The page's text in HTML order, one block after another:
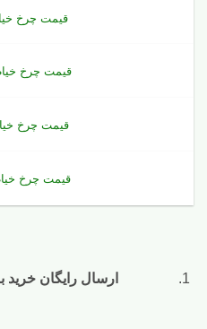
قیمت چرخ
قیمت چرخ
قیمت چرخ
قیمت چرخ
ارسال رایگان خرید